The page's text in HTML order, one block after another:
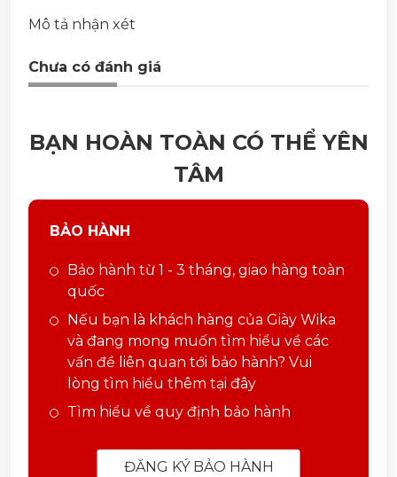
Mô tả nhận xét
Chưa có đánh giá
BẠN HOÀN TOÀN CÓ THỂ YÊN
TÂM
BẢO HÀNH
Bảo hành từ 1 - 3 tháng, giao hàng toàn
quốc
Nếu bạn là khách hàng của Giày Wika
và đang mong muốn tìm hiểu về các
vấn đề liên quan tới bảo hành? Vui
lòng tìm hiểu thêm tại đây
Tìm hiểu về quy định bảo hành
ĐĂNG KÝ BẢO HÀNH